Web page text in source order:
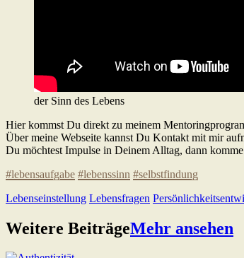
der Sinn des Lebens
Hier kommst Du direkt zu meinem
Über meine Webseite kannst Du Kontakt mit mir
Du möchtest Impulse in Deinem Alltag, dann
#lebensaufgabe #lebenssinn #selbstfindung
Lebenseinstellung Lebensfragen
Weitere BeiträgeMehr ansehen